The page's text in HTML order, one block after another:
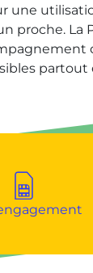
une
proche. La
partout